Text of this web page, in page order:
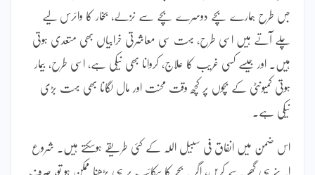
جس طرح ہمارے بچے دوسرے بچے سے نزلے، بخار کا وائرس لیے
چلے آتے ہیں اسی طرح، بہت سی معاشرتی خرابیاں بھی متعدی ہوتی
ہیں۔ اور جیسے کسی غریب کا علاج، کروانا بھی نیکی ہے، اسی طرح، بیمار
ہوتی کمیونٹی کے بچوں پر کچھ وقت محنت اور مال لگانا بھی بہت بڑی
نیکی ہے۔
اس ضمن میں انفاق فی سبیل اللہ کے کئی طریقے ہوسکتے ہیں۔ شروع
اپنے ہی گھر سے کریں، اگر بچے کا سکائپ پر ہی پڑھنا ممکن ہو تو، صرف